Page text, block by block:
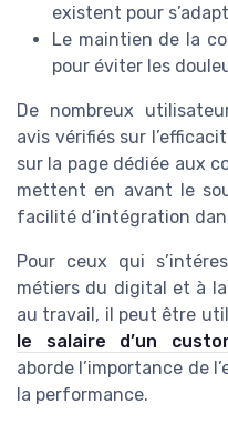
existent pour
Le maintien de la
pour éviter les
De nombreux
avis vérifiés sur
sur la page dédiée aux
mettent en avant le
facilité d’intégration
Pour ceux qui
métiers du digital et à
au travail, il peut être
le salaire d’un
aborde l’importance de
la performance.